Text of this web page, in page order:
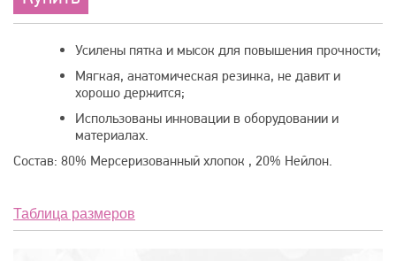
Усилены пятка и мысок для повышения прочности;
Мягкая, анатомическая резинка, не давит и
хорошо держится;
Использованы инновации в оборудовании и
материалах.
Состав: 80% Мерсеризованный хлопок , 20% Нейлон.
Таблица размеров